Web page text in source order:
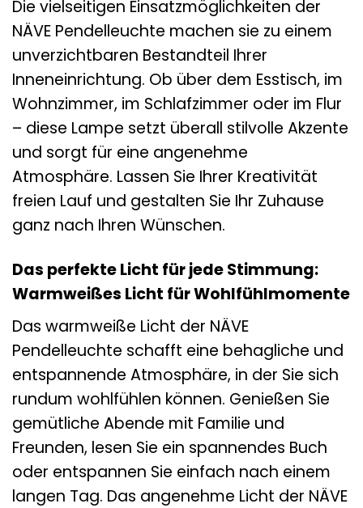
Die vielseitigen Einsatzmöglichkeiten der
NÄVE Pendelleuchte machen sie zu einem
unverzichtbaren Bestandteil Ihrer
Inneneinrichtung. Ob über dem Esstisch, im
Wohnzimmer, im Schlafzimmer oder im Flur
– diese Lampe setzt überall stilvolle Akzente
und sorgt für eine angenehme
Atmosphäre. Lassen Sie Ihrer Kreativität
freien Lauf und gestalten Sie Ihr Zuhause
ganz nach Ihren Wünschen.
Das perfekte Licht für jede Stimmung:
Warmweißes Licht für Wohlfühlmomente
Das warmweiße Licht der NÄVE
Pendelleuchte schafft eine behagliche und
entspannende Atmosphäre, in der Sie sich
rundum wohlfühlen können. Genießen Sie
gemütliche Abende mit Familie und
Freunden, lesen Sie ein spannendes Buch
oder entspannen Sie einfach nach einem
langen Tag. Das angenehme Licht der NÄVE